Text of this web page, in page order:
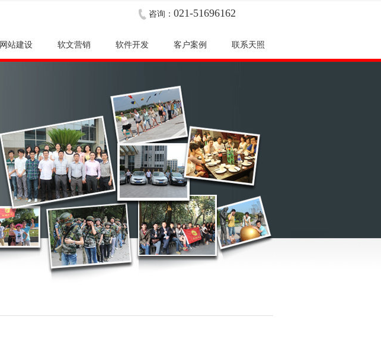
咨询： 021-51696162
网站建设 软文营销 软件开发 客户案例 联系天照